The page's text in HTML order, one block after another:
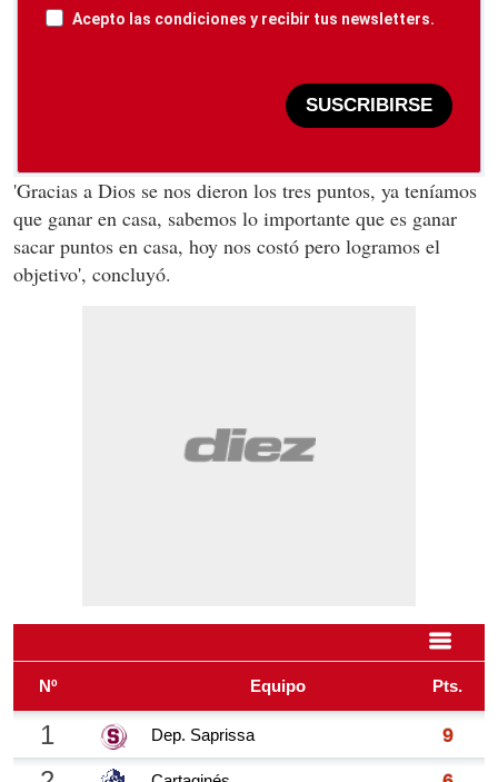
Acepto las condiciones y recibir tus newsletters.
SUSCRIBIRSE
'Gracias a Dios se nos dieron los tres puntos, ya teníamos
que ganar en casa, sabemos lo importante que es ganar
sacar puntos en casa, hoy nos costó pero logramos el
objetivo', concluyó.